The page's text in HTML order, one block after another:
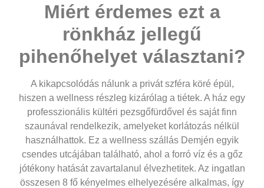
Miért érdemes ezt a
rönkház jellegű
pihenőhelyet választani?
A kikapcsolódás nálunk a privát szféra köré épül,
hiszen a wellness részleg kizárólag a tiétek. A ház egy
professzionális kültéri pezsgőfürdővel és saját finn
szaunával rendelkezik, amelyeket korlátozás nélkül
használhattok. Ez a wellness szállás Demjén egyik
csendes utcájában található, ahol a forró víz és a gőz
jótékony hatását zavartalanul élvezhetitek. Az ingatlan
összesen 8 fő kényelmes elhelyezésére alkalmas, így